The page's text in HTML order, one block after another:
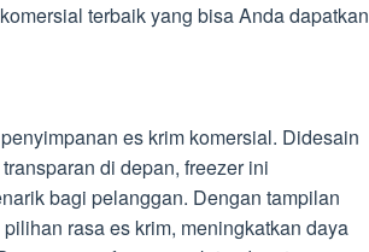
terbaik yang bisa Anda dapatkan
es krim komersial. Didesain
di depan, freezer ini
bagi pelanggan. Dengan tampilan
rasa es krim, meningkatkan daya